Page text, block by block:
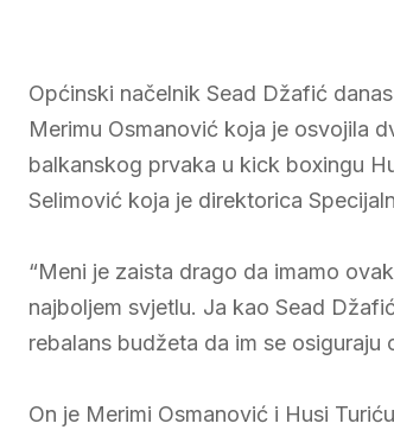
Općinski načelnik Sead Džafić
Merimu Osmanović koja je osvojila
balkanskog prvaka u kick boxingu
Selimović koja je direktorica
“Meni je zaista drago da imamo
najboljem svjetlu. Ja kao Sead
rebalans budžeta da im se osiguraju
On je Merimi Osmanović i Husi